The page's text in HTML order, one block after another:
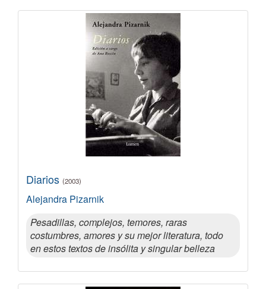
Diarios (2003)
Alejandra Pizarnik
Pesadillas, complejos, temores, raras
costumbres, amores y su mejor literatura, todo
en estos textos de insólita y singular belleza